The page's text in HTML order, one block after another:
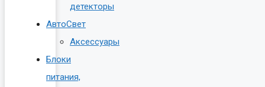
детекторы
АвтоСвет
Аксессуары
Блоки
питания,